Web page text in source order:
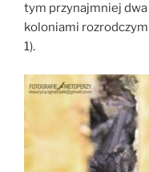
tym przynajmniej
koloniami
1).